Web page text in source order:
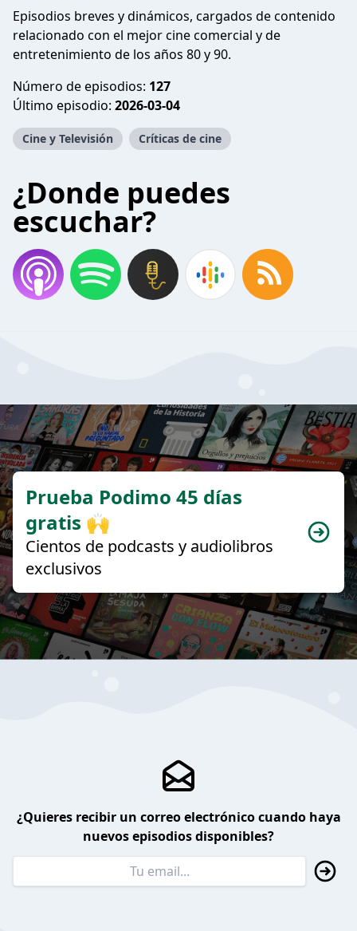
Episodios breves y dinámicos, cargados de contenido
relacionado con el mejor cine comercial y de
entretenimiento de los años 80 y 90.
Número de episodios: 127
Último episodio: 2026-03-04
Cine y Televisión Críticas de cine
¿Donde puedes
escuchar?
Prueba Podimo 45 días
gratis 🙌
Cientos de podcasts y audiolibros
exclusivos
¿Quieres recibir un correo electrónico cuando haya
nuevos episodios disponibles?